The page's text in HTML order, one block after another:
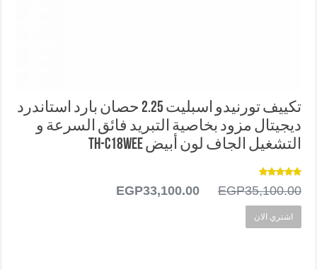
تكييف تورنيدو اسبليت 2.25 حصان بارد استاندرد
ديجيتال مزود بخاصية التبريد فائق السرعة و
التشغيل الجاف لون أبيض TH-C18WEE
تم التقييم
5.00من 5 EGP35,100.00
السعر
EGP33,100.00
اشتري الان